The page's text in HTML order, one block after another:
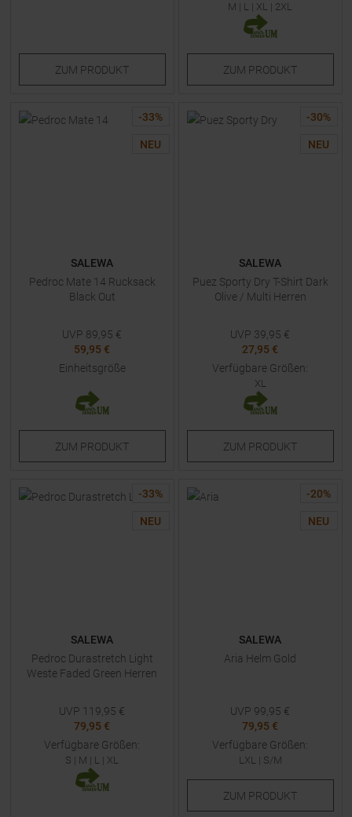
ZUM PRODUKT
M | L | XL | 2XL
ZUM PRODUKT
-33%
NEU
SALEWA
Pedroc Mate 14 Rucksack
Black Out
UVP 89,95 €
59,95 €
Einheitsgröße
ZUM PRODUKT
-30%
NEU
SALEWA
Puez Sporty Dry T-Shirt Dark
Olive / Multi Herren
UVP 39,95 €
27,95 €
Verfügbare Größen:
XL
ZUM PRODUKT
-33%
NEU
SALEWA
Pedroc Durastretch Light
Weste Faded Green Herren
UVP 119,95 €
79,95 €
Verfügbare Größen:
S | M | L | XL
-20%
NEU
SALEWA
Aria Helm Gold
UVP 99,95 €
79,95 €
Verfügbare Größen:
LXL | S/M
ZUM PRODUKT